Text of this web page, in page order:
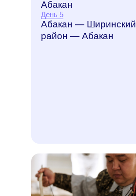
Абакан
День 5
Абакан — Ширинский
район — Абакан